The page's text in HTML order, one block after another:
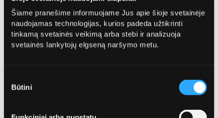
Šiame pranešime informuojame Jus apie šioje svetainėje
naudojamas technologijas, kurios padeda užtikrinti
tinkamą svetainės veikimą arba stebi ir analizuoja
svetainės lankytojų elgseną naršymo metu.
pasirinkimas
Būtini
Galima mesti
galanterijos gaminius (rankinukus, diržus,
audinius ir jų atraižas;